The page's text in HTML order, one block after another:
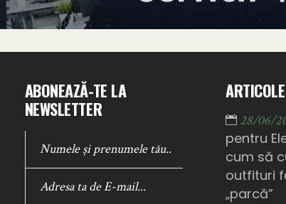
ABONEAZĂ-TE LA
NEWSLETTER
28/06/
pentru
cum să
outfituri
„parcă”